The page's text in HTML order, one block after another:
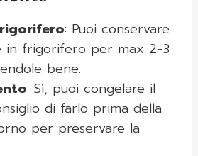
: Puoi conservare
in frigorifero per max 2-3
bene.
: Sì, puoi congelare il
di farlo prima della
per preservare la